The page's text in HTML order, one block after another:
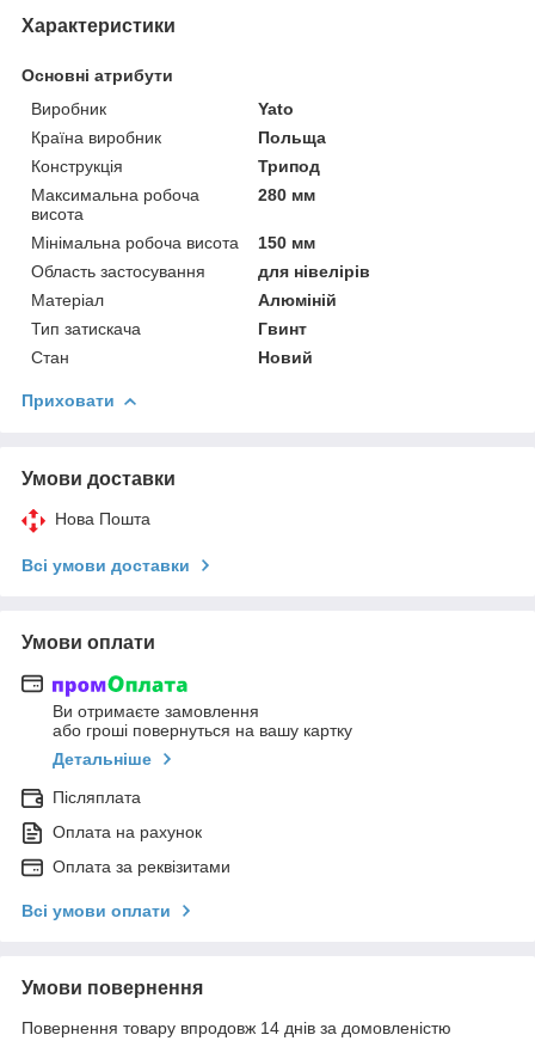
Характеристики
Основні атрибути
Виробник
Yato
Країна виробник
Польща
Конструкція
Трипод
Максимальна робоча
висота
280 мм
Мінімальна робоча висота
150 мм
Область застосування
для нівелірів
Матеріал
Алюміній
Тип затискача
Гвинт
Стан
Новий
Приховати
Умови доставки
Нова Пошта
Всі умови доставки
Умови оплати
Ви отримаєте замовлення
або гроші повернуться на вашу картку
Детальніше
Післяплата
Оплата на рахунок
Оплата за реквізитами
Всі умови оплати
Умови повернення
Повернення товару впродовж 14 днів за домовленістю